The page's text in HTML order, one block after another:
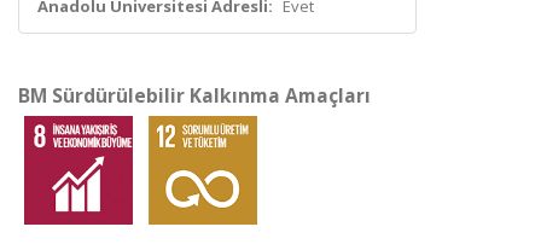
Anadolu Üniversitesi Adresli: Evet
BM Sürdürülebilir Kalkınma Amaçları